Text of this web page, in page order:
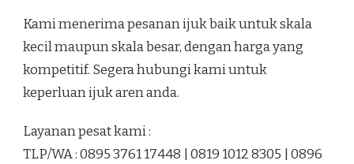
Kami menerima pesanan ijuk baik untuk skala
kecil maupun skala besar, dengan harga yang
kompetitif. Segera hubungi kami untuk
keperluan ijuk aren anda.
Layanan pesat kami :
TLP/WA : 0895 3761 17448 | 0819 1012 8305 | 0896